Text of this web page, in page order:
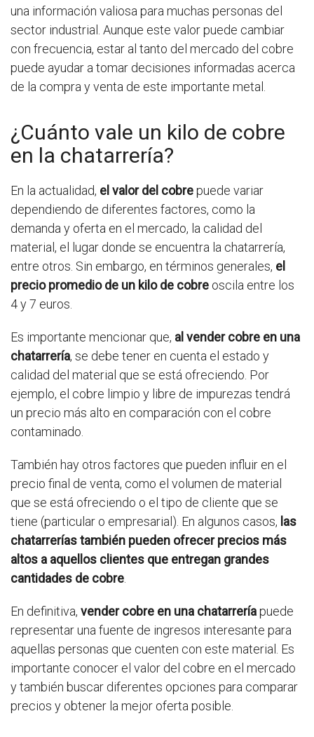
una información valiosa para muchas personas del
sector industrial. Aunque este valor puede cambiar
con frecuencia, estar al tanto del mercado del cobre
puede ayudar a tomar decisiones informadas acerca
de la compra y venta de este importante metal.
¿Cuánto vale un kilo de cobre
en la chatarrería?
En la actualidad, el valor del cobrepuede variar
dependiendo de diferentes factores, como la
demanda y oferta en el mercado, la calidad del
material, el lugar donde se encuentra la chatarrería,
entre otros. Sin embargo, en términos generales, el
precio promedio de un kilo de cobre oscila entre los
4 y 7 euros.
Es importante mencionar que, al vender cobre en una
chatarrería, se debe tener en cuenta el estado y
calidad del material que se está ofreciendo. Por
ejemplo, el cobre limpio y libre de impurezas tendrá
un precio más alto en comparación con el cobre
contaminado.
También hay otros factores que pueden influir en el
precio final de venta, como el volumen de material
que se está ofreciendo o el tipo de cliente que se
tiene (particular o empresarial). En algunos casos, las
chatarrerías también pueden ofrecer precios más
altos a aquellos clientes que entregan grandes
cantidades de cobre
En definitiva, vender cobre en una chatarreríapuede
representar una fuente de ingresos interesante para
aquellas personas que cuenten con este material. Es
importante conocer el valor del cobre en el mercado
y también buscar diferentes opciones para comparar
precios y obtener la mejor oferta posible.